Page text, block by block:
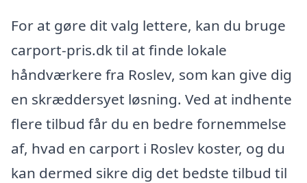
For at gøre dit valg lettere, kan du bruge
carport-pris.dk til at finde lokale
håndværkere fra Roslev, som kan give dig
en skræddersyet løsning. Ved at indhente
flere tilbud får du en bedre fornemmelse
af, hvad en carport i Roslev koster, og du
kan dermed sikre dig det bedste tilbud til